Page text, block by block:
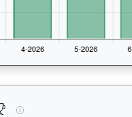
精益飛駒（L386）